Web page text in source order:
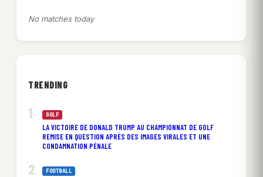
No matches today
TRENDING
GOLF
LA VICTOIRE DE DONALD TRUMP AU CHAMPIONNAT DE GOLF
REMISE EN QUESTION APRÈS DES IMAGES VIRALES ET UNE
CONDAMNATION PÉNALE
FOOTBALL